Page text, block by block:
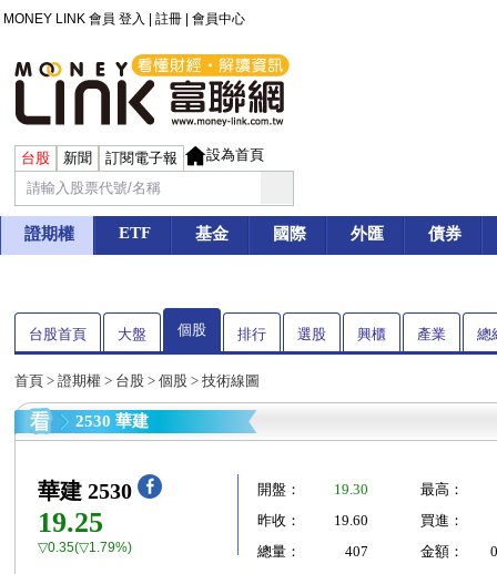
MONEY LINK 會員 登入 註冊 會員中心
台股 新聞 訂閱電子報 設為首頁
證期權 ETF 基金 國際 外匯 債券
台股首頁 大盤 個股 排行 選股 興櫃 產業 總
首頁 > 證期權 > 台股 > 個股 > 技術線圖
2530 華建
華建 2530
19.25
▽0.35(▽1.79%)
開盤： 19.30
最高：
昨收：
19.60
買進：
總量：
407 金額：